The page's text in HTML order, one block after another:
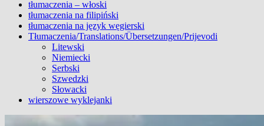
tłumaczenia – włoski
tłumaczenia na filipiński
tłumaczenia na język węgierski
Tłumaczenia/Translations/Übersetzungen/Prijevodi
Litewski
Niemiecki
Serbski
Szwedzki
Słowacki
wierszowe wyklejanki